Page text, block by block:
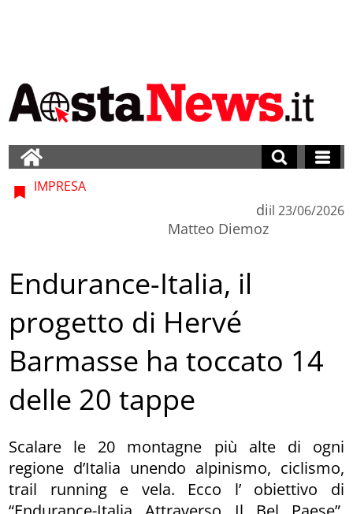
IMPRESA
di
Matteo Diemoz
il 23/06/2026
Endurance-Italia, il
progetto di Hervé
Barmasse ha toccato 14
delle 20 tappe
Scalare le 20 montagne più alte di ogni
regione d’Italia unendo alpinismo, ciclismo,
trail running e vela. Ecco l’ obiettivo di